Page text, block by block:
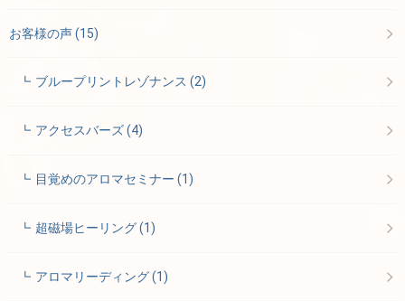
お客様の声(15)
ブループリントレゾナンス(2)
アクセスバーズ(4)
目覚めのアロマセミナー(1)
超磁場ヒーリング(1)
アロマリーディング(1)